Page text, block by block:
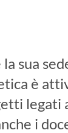
sua
è
legati
i